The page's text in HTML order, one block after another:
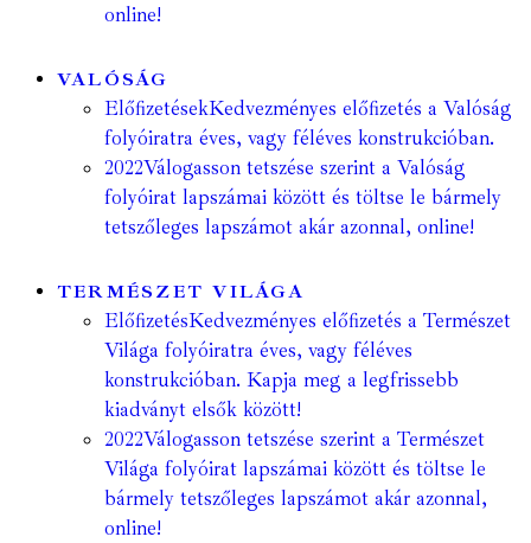
online!
VALÓSÁG
ElőfizetésekKedvezményes előfizetés a Valóság
folyóiratra éves, vagy féléves konstrukcióban.
2022Válogasson tetszése szerint a Valóság
folyóirat lapszámai között és töltse le bármely
tetszőleges lapszámot akár azonnal, online!
TERMÉSZET VILÁGA
ElőfizetésKedvezményes előfizetés a Természet
Világa folyóiratra éves, vagy féléves
konstrukcióban. Kapja meg a legfrissebb
kiadványt elsők között!
2022Válogasson tetszése szerint a Természet
Világa folyóirat lapszámai között és töltse le
bármely tetszőleges lapszámot akár azonnal,
online!